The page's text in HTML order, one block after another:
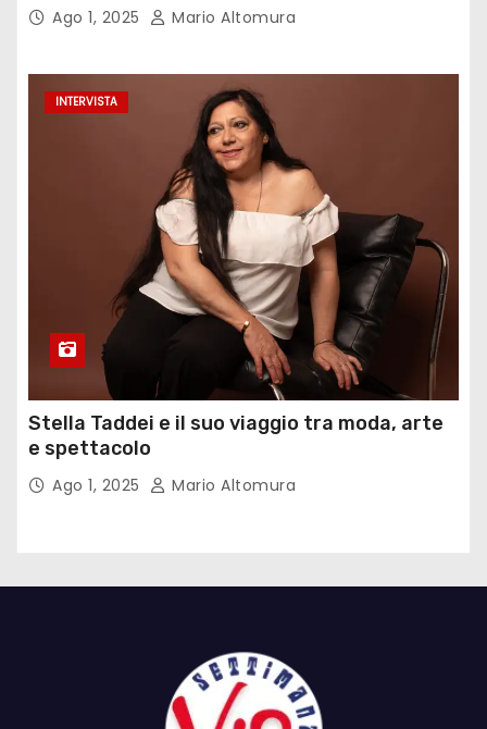
Ago 1, 2025 Mario Altomura
INTERVISTA
Stella Taddei e il suo viaggio tra moda, arte
e spettacolo
Ago 1, 2025 Mario Altomura